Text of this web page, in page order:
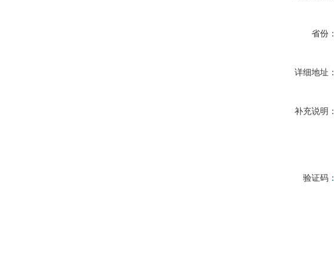
省份：
详细地址：
补充说明：
验证码：